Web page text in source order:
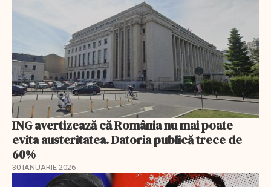
ING avertizează că România nu mai poate
evita austeritatea. Datoria publică trece de
60%
30 IANUARIE 2026